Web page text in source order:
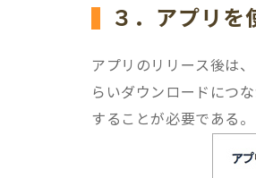
３．アプリを
アプリのリリース後は
らいダウンロードにつ
することが必要である。